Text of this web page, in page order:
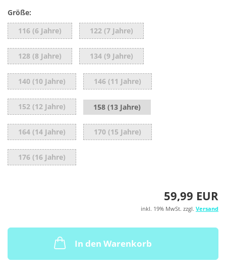
Größe:
116 (6 Jahre)
122 (7 Jahre)
128 (8 Jahre) 134 (9 Jahre)
140 (10 Jahre) 146 (11 Jahre)
152 (12 Jahre) 158 (13 Jahre)
164 (14 Jahre) 170 (15 Jahre)
176 (16 Jahre)
59,99 EUR
inkl. 19% MwSt. zzgl. Versand
In den Warenkorb